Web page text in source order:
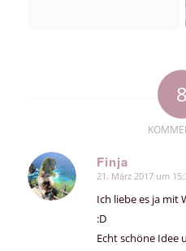
8
Finja
sagte:
21. März 2017 um
Ich liebe es ja mit
:D
Echt schöne Idee